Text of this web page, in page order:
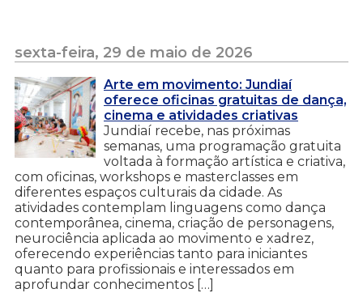
sexta-feira, 29 de maio de 2026
Arte em movimento: Jundiaí
oferece oficinas gratuitas de dança,
cinema e atividades criativas
Jundiaí recebe, nas próximas
semanas, uma programação gratuita
voltada à formação artística e criativa,
com oficinas, workshops e masterclasses em
diferentes espaços culturais da cidade. As
atividades contemplam linguagens como dança
contemporânea, cinema, criação de personagens,
neurociência aplicada ao movimento e xadrez,
oferecendo experiências tanto para iniciantes
quanto para profissionais e interessados em
aprofundar conhecimentos […]